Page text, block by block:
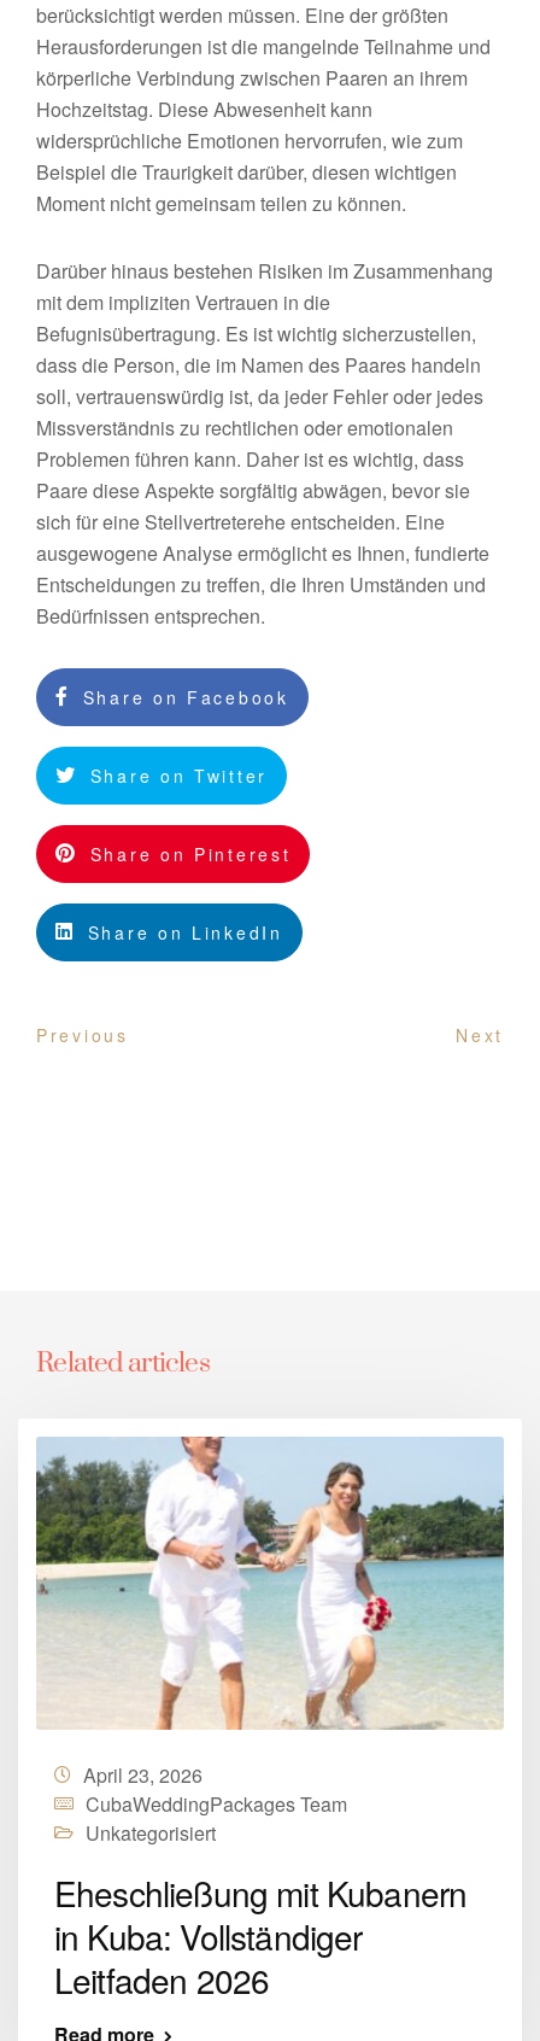
berücksichtigt werden müssen. Eine der größten
Herausforderungen ist die mangelnde Teilnahme und
körperliche Verbindung zwischen Paaren an ihrem
Hochzeitstag. Diese Abwesenheit kann
widersprüchliche Emotionen hervorrufen, wie zum
Beispiel die Traurigkeit darüber, diesen wichtigen
Moment nicht gemeinsam teilen zu können.
Darüber hinaus bestehen Risiken im Zusammenhang
mit dem impliziten Vertrauen in die
Befugnisübertragung. Es ist wichtig sicherzustellen,
dass die Person, die im Namen des Paares handeln
soll, vertrauenswürdig ist, da jeder Fehler oder jedes
Missverständnis zu rechtlichen oder emotionalen
Problemen führen kann. Daher ist es wichtig, dass
Paare diese Aspekte sorgfältig abwägen, bevor sie
sich für eine Stellvertreterehe entscheiden. Eine
ausgewogene Analyse ermöglicht es Ihnen, fundierte
Entscheidungen zu treffen, die Ihren Umständen und
Bedürfnissen entsprechen.
Share on Facebook
Share on Twitter
Share on Pinterest
Share on LinkedIn
Previous Next
Related articles
April 23, 2026
CubaWeddingPackages Team
Unkategorisiert
Eheschließung mit Kubanern
in Kuba: Vollständiger
Leitfaden 2026
Read more